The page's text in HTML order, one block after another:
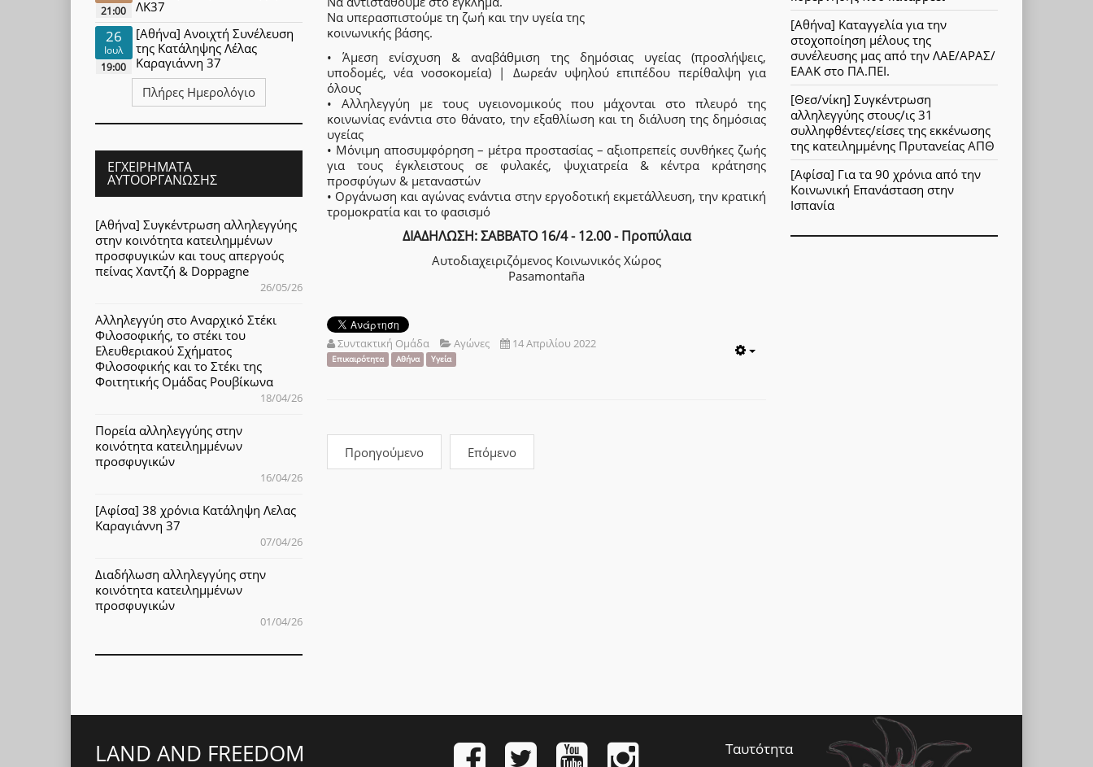
Να υπερασπιστούμε τη ζωή και την υγεία της
κοινωνικής βάσης.
• Άμεση ενίσχυση & αναβάθμιση της δημόσιας υγείας (προσλήψεις,
υποδομές, νέα νοσοκομεία) | Δωρεάν υψηλού επιπέδου περίθαλψη για
όλους
• Αλληλεγγύη με τους υγειονομικούς που μάχονται στο πλευρό της
κοινωνίας ενάντια στο θάνατο, την εξαθλίωση και τη διάλυση της δημόσιας
υγείας
• Μόνιμη αποσυμφόρηση – μέτρα προστασίας – αξιοπρεπείς συνθήκες ζωής
για τους έγκλειστους σε φυλακές, ψυχιατρεία & κέντρα κράτησης
προσφύγων & μεταναστών
• Οργάνωση και αγώνας ενάντια στην εργοδοτική εκμετάλλευση, την κρατική
τρομοκρατία και το φασισμό
ΔΙΑΔΗΛΩΣΗ: ΣΑΒΒΑΤΟ 16/4 - 12.00 - Προπύλαια
Αυτοδιαχειριζόμενος Κοινωνικός Χώρος
Pasamontaña
Συντακτική Ομάδα Αγώνες 14 Απριλίου 2022
Επικαιρότητα Αθήνα Υγεία
Προηγούμενο Επόμενο
21:00
ΛΚ37
26
Ιουλ
19:00
[Αθήνα] Ανοιχτή Συνέλευση
της Κατάληψης Λέλας
Καραγιάννη 37
Πλήρες Ημερολόγιο
ΕΓΧΕΙΡΉΜΑΤΑ
ΑΥΤΟΟΡΓΆΝΩΣΗΣ
[Αθήνα] Συγκέντρωση αλληλεγγύης
στην κοινότητα κατειλημμένων
προσφυγικών και τους απεργούς
πείνας Χαντζή & Doppagne
26/05/26
Αλληλεγγύη στο Αναρχικό Στέκι
Φιλοσοφικής, το στέκι του
Ελευθεριακού Σχήματος
Φιλοσοφικής και το Στέκι της
Φοιτητικής Ομάδας Ρουβίκωνα
18/04/26
Πορεία αλληλεγγύης στην
κοινότητα κατειλημμένων
προσφυγικών
16/04/26
[Αφίσα] 38 χρόνια Κατάληψη Λελας
Καραγιάννη 37
07/04/26
Διαδήλωση αλληλεγγύης στην
κοινότητα κατειλημμένων
προσφυγικών
01/04/26
[Αθήνα] Καταγγελία για την
στοχοποίηση μέλους της
συνέλευσης μας από την ΛΑΕ/ΑΡΑΣ/
ΕΑΑΚ στο ΠΑ.ΠΕΙ.
[Θεσ/νίκη] Συγκέντρωση
αλληλεγγύης στους/ις 31
συλληφθέντες/είσες της εκκένωσης
της κατειλημμένης Πρυτανείας ΑΠΘ
[Αφίσα] Για τα 90 χρόνια από την
Κοινωνική Επανάσταση στην
Ισπανία
LAND AND FREEDOM Ταυτότητα